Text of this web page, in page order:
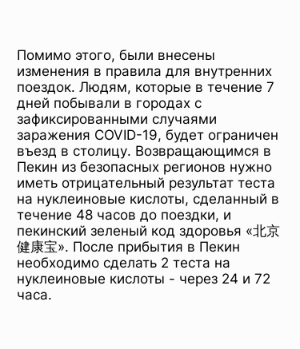
Помимо этого, были внесены
изменения в правила для внутренних
поездок. Людям, которые в течение 7
дней побывали в городах с
зафиксированными случаями
заражения COVID-19, будет ограничен
въезд в столицу. Возвращающимся в
Пекин из безопасных регионов нужно
иметь отрицательный результат теста
на нуклеиновые кислоты, сделанный в
течение 48 часов до поездки, и
пекинский зеленый код здоровья «北京
健康宝». После прибытия в Пекин
необходимо сделать 2 теста на
нуклеиновые кислоты - через 24 и 72
часа.